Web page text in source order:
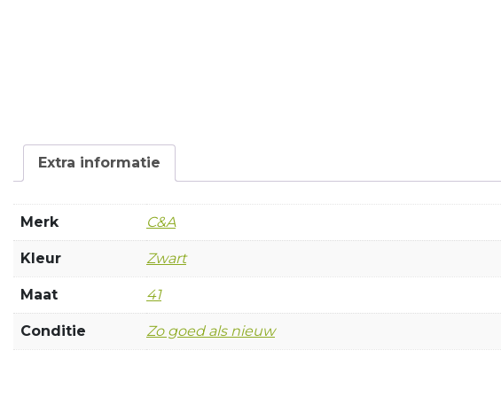
Extra informatie
Merk C&A
Kleur Zwart
Maat 41
Conditie Zo goed als nieuw